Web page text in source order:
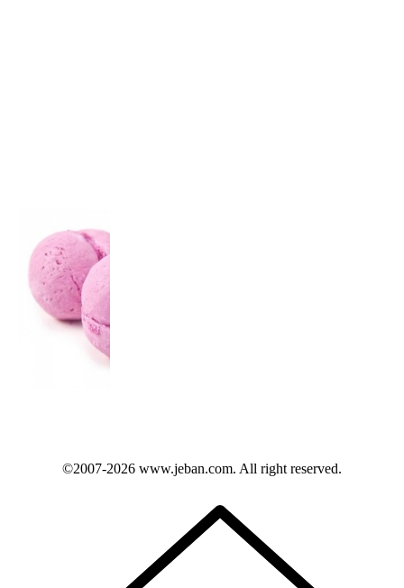
©2007-2026 www.jeban.com. All right reserved.